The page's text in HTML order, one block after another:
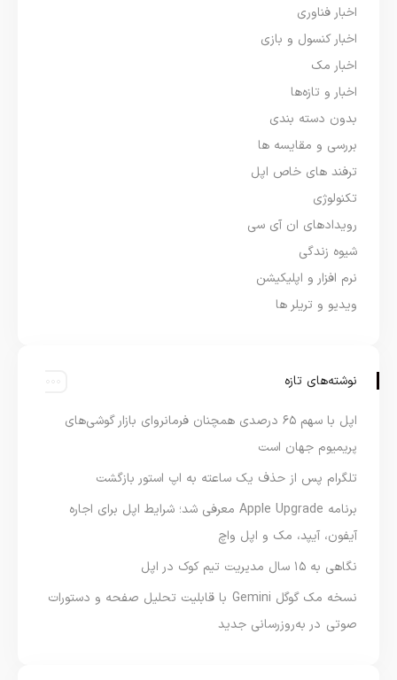
اخبار فناوری
اخبار کنسول و بازی
اخبار مک
اخبار و تازه‌ها
بدون دسته بندی
بررسی و مقایسه ها
ترفند های خاص اپل
تکنولوژی
رویدادهای ان آی سی
شیوه زندگی
نرم افزار و اپلیکیشن
ویدیو و تریلر ها
نوشته‌های تازه
اپل با سهم ۶۵ درصدی همچنان فرمانروای بازار گوشی‌های
پریمیوم جهان است
تلگرام پس از حذف یک ساعته به اپ استور بازگشت
برنامه Apple Upgrade معرفی شد؛ شرایط اپل برای اجاره
آیفون، آیپد، مک و اپل واچ
نگاهی به ۱۵ سال مدیریت تیم کوک در اپل
نسخه مک گوگل Gemini با قابلیت تحلیل صفحه و دستورات
صوتی در به‌روزرسانی جدید